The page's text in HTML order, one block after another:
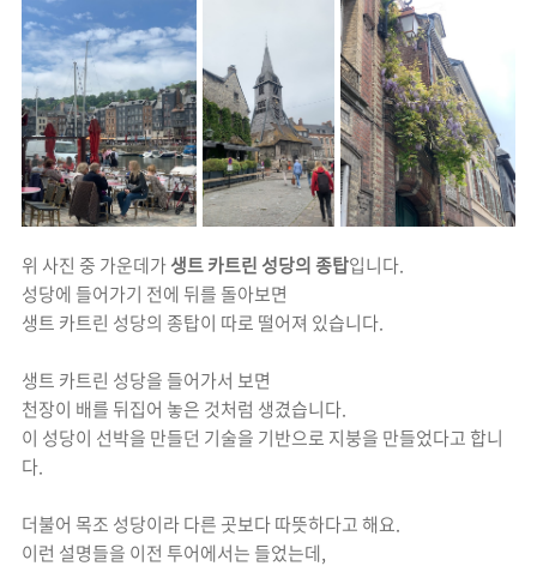
위 사진 중 가운데가생트 카트린 성당의 종탑입니다.
성당에 들어가기 전에 뒤를 돌아보면
생트 카트린 성당의 종탑이 따로 떨어져 있습니다.
생트 카트린 성당을 들어가서 보면
천장이 배를 뒤집어 놓은 것처럼 생겼습니다.
이 성당이 선박을 만들던 기술을 기반으로 지붕을 만들었다고 합니
다.
더불어 목조 성당이라 다른 곳보다 따뜻하다고 해요.
이런 설명들을 이전 투어에서는 들었는데,